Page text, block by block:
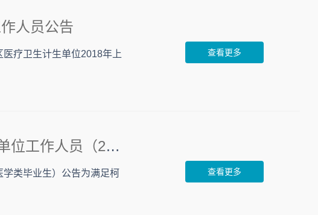
查看更多
人员公告
疗卫生计生单位2018年上
查看更多
绍兴市柯桥区部分医疗单位赴浙江大学招聘事业单位工作人员（2018届医学类毕业生）公告
类毕业生）公告为满足柯